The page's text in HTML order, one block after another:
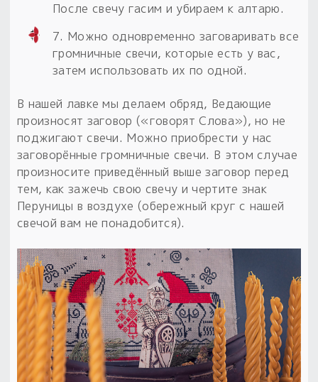
После свечу гасим и убираем к алтарю.
7. Можно одновременно заговаривать все
громничные свечи, которые есть у вас,
затем использовать их по одной.
В нашей лавке мы делаем обряд, Ведающие
произносят заговор («говорят Слова»), но не
поджигают свечи. Можно приобрести у нас
заговорённые громничные свечи. В этом случае
произносите приведённый выше заговор перед
тем, как зажечь свою свечу и чертите знак
Перуницы в воздухе (обережный круг с нашей
свечой вам не понадобится).